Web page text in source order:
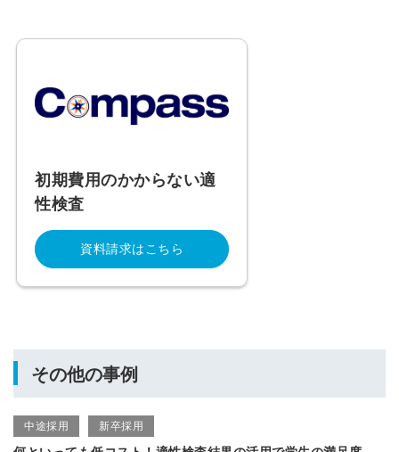
初期費用のかからない適
性検査
資料請求はこちら
その他の事例
中途採用 新卒採用